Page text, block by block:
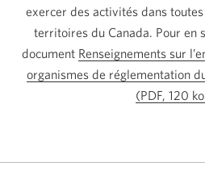
exercer des activités dans
territoires du Canada. Pour en
document Renseignements sur
organismes de réglementation
(PDF, 120